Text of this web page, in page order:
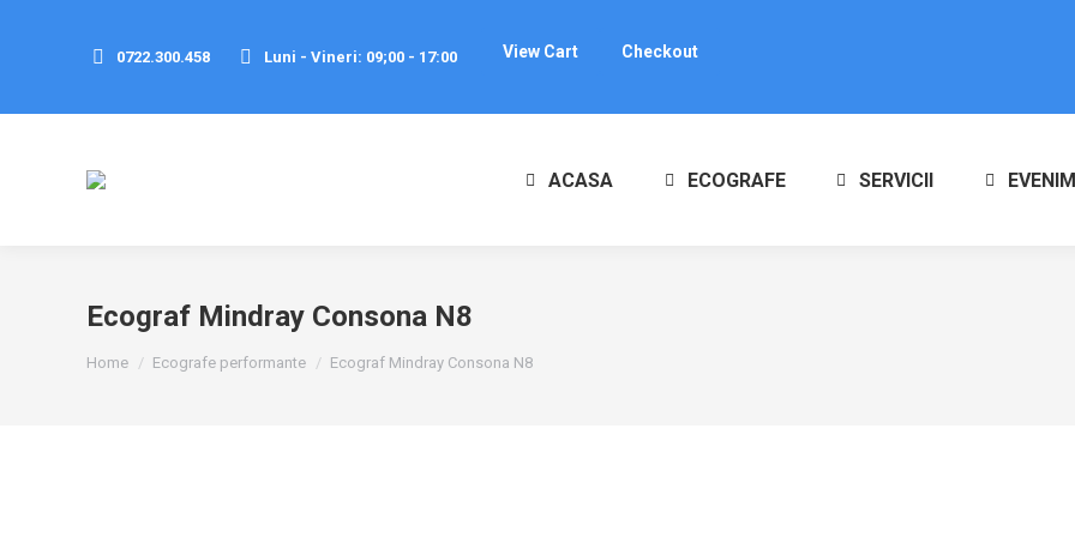
0722.300.458 Luni - Vineri: 09;00 - 17:00 View Cart Checkout
ACASA ECOGRAFE SERVICII
Ecograf Mindray Consona N8
You are here:
Home Ecografe performante Ecograf Mindray Consona N8